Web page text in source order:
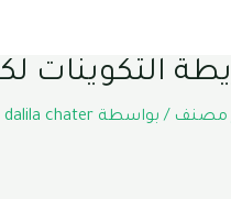
التكوينات
مصنف / بواسطة dalila chater